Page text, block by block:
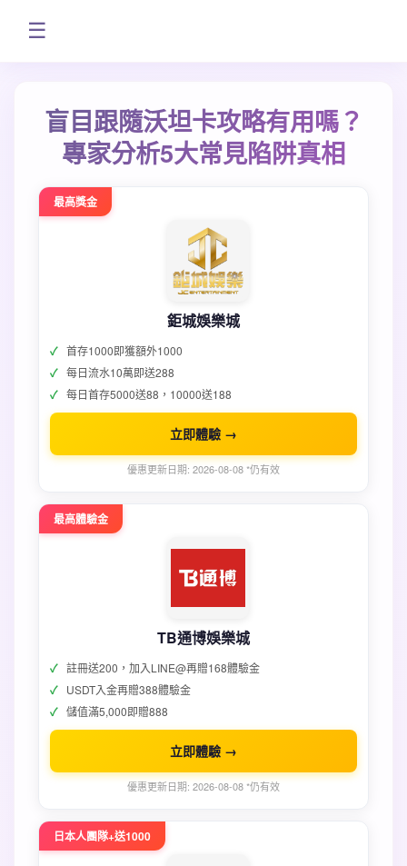
☰
盲目跟隨沃坦卡攻略有用嗎？
專家分析5大常見陷阱真相
最高獎金
鉅城娛樂城
首存1000即獲額外1000
每日流水10萬即送288
每日首存5000送88，10000送188
立即體驗 →
優惠更新日期: 2026-08-08 *仍有效
最高體驗金
TB通博娛樂城
註冊送200，加入LINE@再贈168體驗金
USDT入金再贈388體驗金
儲值滿5,000即贈888
立即體驗 →
優惠更新日期: 2026-08-08 *仍有效
日本人團隊+送1000